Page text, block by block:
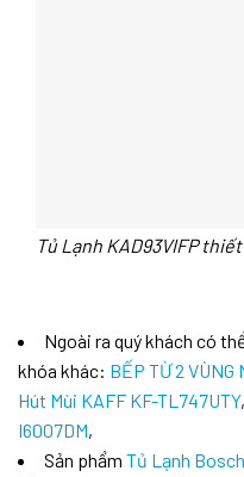
Tủ Lạnh KAD93VIFP
Ngoài ra quý khách có
khóa khác: BẾP TỪ 2 VÙNG
Hút Mùi KAFF KF-TL747UTY,
I6007DM,
Sản phẩm Tủ Lạnh